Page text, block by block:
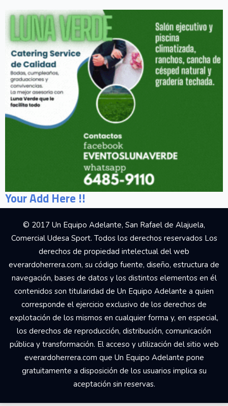
Your Add Here !!
© 2017 Un Equipo Adelante, San Rafael de Alajuela,
Comercial Udesa Sport. Todos los derechos reservados Los
derechos de propiedad intelectual del web
everardoherrera.com, su código fuente, diseño, estructura de
navegación, bases de datos y los distintos elementos en él
contenidos son titularidad de Un Equipo Adelante a quien
corresponde el ejercicio exclusivo de los derechos de
explotación de los mismos en cualquier forma y, en especial,
los derechos de reproducción, distribución, comunicación
pública y transformación. El acceso y utilización del sitio web
everardoherrera.com que Un Equipo Adelante pone
gratuitamente a disposición de los usuarios implica su
aceptación sin reservas.